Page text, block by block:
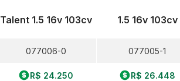
Talent 1.5 16v 103cv
077006-0
R$ 24.250
1.5 16v 103cv
077005-1
R$ 26.448